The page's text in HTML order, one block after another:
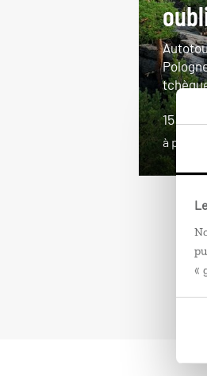
«
15
à partir